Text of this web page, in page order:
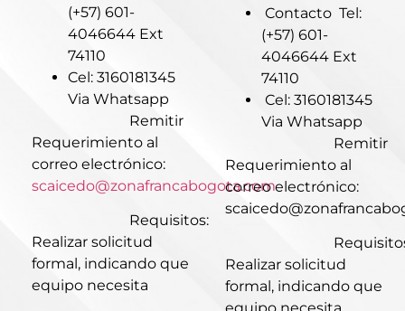
(+57) 601-
4046644 Ext
74110
Cel: 3160181345
Via Whatsapp
Remitir
Requerimiento al
correo electrónico:
scaicedo@zonafrancabogota.com
Requisitos:
Realizar solicitud
formal, indicando que
equipo necesita
Contacto Tel:
(+57) 601-
4046644 Ext
74110
Cel: 3160181345
Via Whatsapp
Remitir
Requerimiento al
correo electrónico:
Realizar solicitud
formal, indicando que